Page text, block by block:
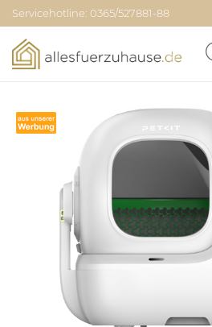
Servicehotline: 0365/527881-88